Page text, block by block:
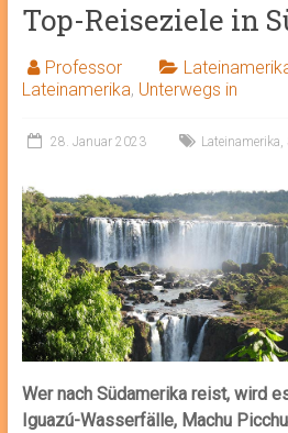
Top-Reiseziele in
Professor
Lateinamerika, Unterwegs in
28. Januar 2023 Lateinamerika,
Wer nach Südamerika reist, wird
Iguazú-Wasserfälle, Machu